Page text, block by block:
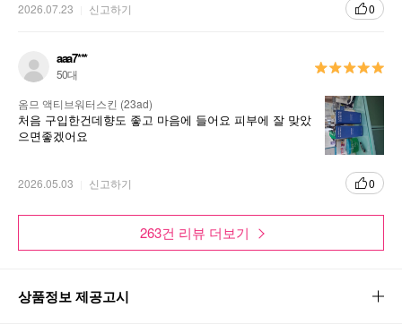
2026.07.23 신고하기 0
aaa7***
50대
옴므 액티브워터스킨 (23ad)
처음 구입한건데향도 좋고 마음에 들어요 피부에 잘 맞았
으면좋겠어요
2026.05.03 신고하기 0
263건 리뷰 더보기
상품정보 제공고시